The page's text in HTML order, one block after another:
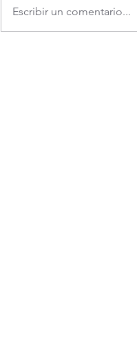
Escribir un comentario...